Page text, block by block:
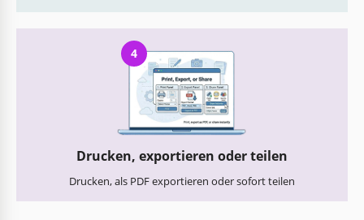
4
Drucken, exportieren oder teilen
Drucken, als PDF exportieren oder sofort teilen